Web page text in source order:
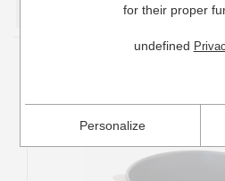
for their proper
undefined
Personalize